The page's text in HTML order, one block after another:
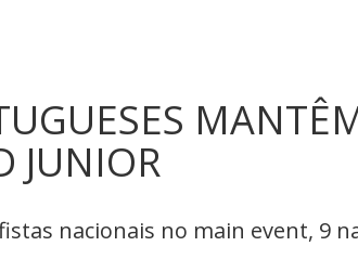
JUNIOR
nacionais no main event, 9